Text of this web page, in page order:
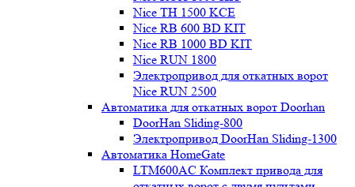
Nice TH 1500 KCE
Nice RB 600 BD KIT
Nice RB 1000 BD KIT
Nice RUN 1800
Электропривод для откатных ворот
Nice RUN 2500
Автоматика для откатных ворот Doorhan
DoorHan Sliding-800
Электропривод DoorHan Sliding-1300
Автоматика HomeGate
LTM600AC Комплект привода для